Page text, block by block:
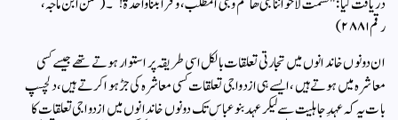
رقم ۲۸۸۱)
ان دونوں خاندانوں میں تجارتی تعلقات بالکل اسی طریقہ پر استوار ہوتے تھے جیسے کسی
معاشرہ میں ہوتے ہیں، ایسے ہی ازدواجی تعلقات کسی معاشرہ کی جڑ ہوا کرتے ہیں، دلچسپ
بات یہ کہ عہدِ جاہلیت سے لیکر عہد بنو عباس تک دونوں خاندانوں میں ازدواجی تعلقات کا